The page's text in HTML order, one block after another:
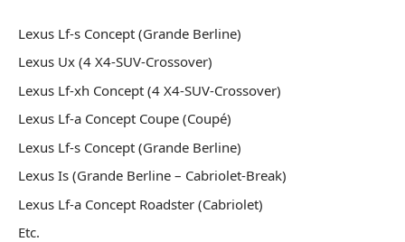
Lexus Lf-s Concept (Grande Berline)
Lexus Ux (4 X4-SUV-Crossover)
Lexus Lf-xh Concept (4 X4-SUV-Crossover)
Lexus Lf-a Concept Coupe (Coupé)
Lexus Lf-s Concept (Grande Berline)
Lexus Is (Grande Berline – Cabriolet-Break)
Lexus Lf-a Concept Roadster (Cabriolet)
Etc.